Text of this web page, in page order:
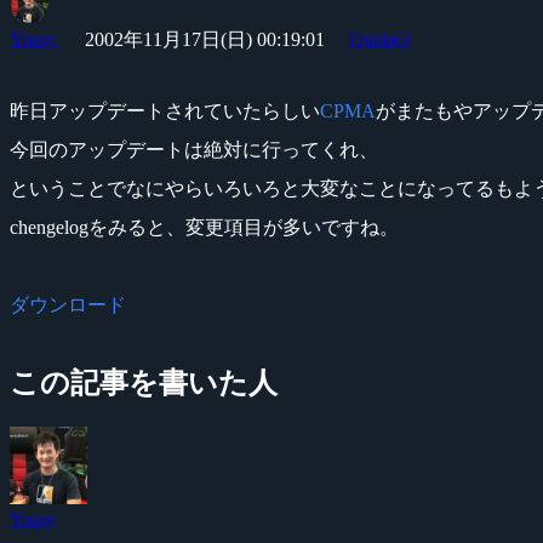
Yossy 2002年11月17日(日) 00:19:01 Quake3
昨日アップデートされていたらしいCPMAがまたもやアップ
今回のアップデートは絶対に行ってくれ、
ということでなにやらいろいろと大変なことになってるもよ
chengelogをみると、変更項目が多いですね。
ダウンロード
この記事を書いた人
Yossy